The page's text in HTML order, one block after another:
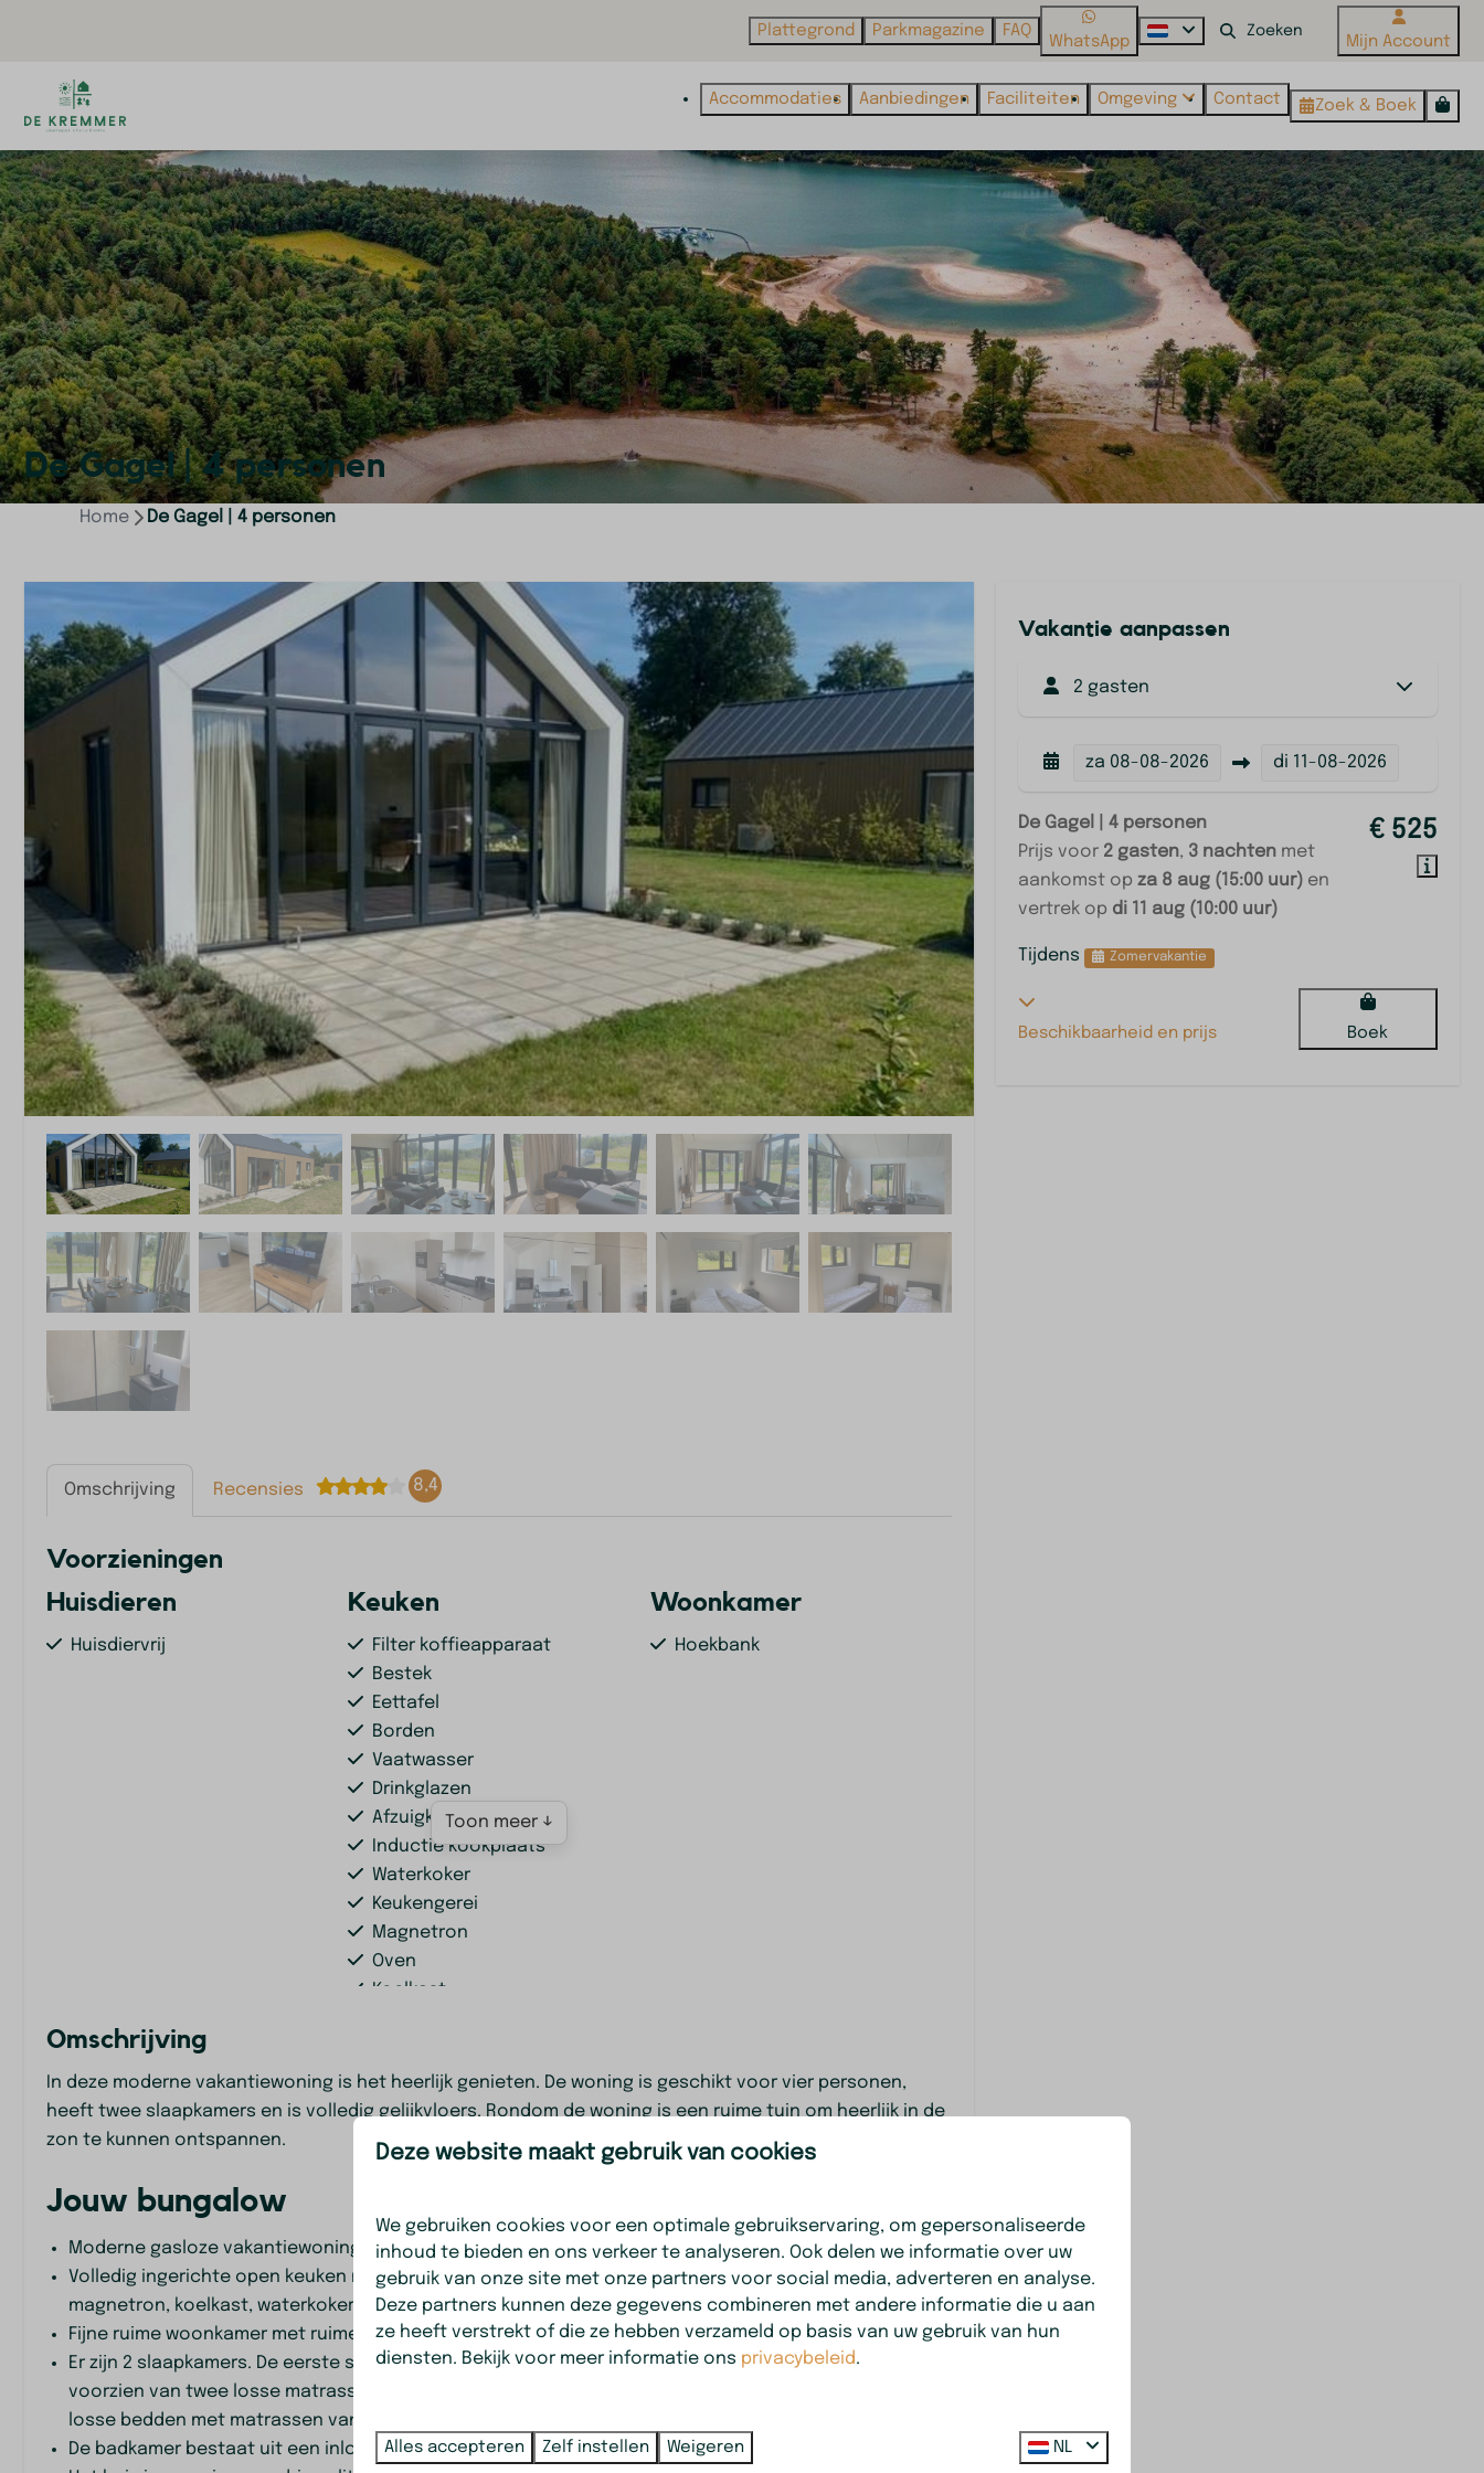
Plattegrond Parkmagazine FAQ
WhatsApp Mijn Account
Accommodaties Aanbiedingen Faciliteiten Omgeving Contact Zoek & Boek
De Gagel | 4 personen
Home De Gagel | 4 personen
Omschrijving Recensies 8,4
Voorzieningen
Huisdieren
Huisdiervrij
Keuken
Filter koffieapparaat
Bestek
Eettafel
Borden
Vaatwasser
Drinkglazen
Afzuigkap
Inductie kookplaats
Waterkoker
Keukengerei
Magnetron
Oven
Koelkast
Woonkamer
Hoekbank
Entertainment
TV
AM/FM radio
Wifi
Slaapkamer
Tweepersoonsbed: 1
Eenpersoonsbed: 2
Badkamer
Douche
Toilet
Verwarming &
Verkoeling
Airconditioning
Ligging
Middagzon
Avondzon
Vrijstaand
Rustige ligging
Schaduw
Veiligheid
Rookmelder
Toon meer ↓
Omschrijving
In deze moderne vakantiewoning is het heerlijk genieten. De woning is geschikt voor vier personen,
heeft twee slaapkamers en is volledig gelijkvloers. Rondom de woning is een ruime tuin om heerlijk in de
zon te kunnen ontspannen.
Jouw bungalow
Moderne gasloze vakantiewoning voor 4 personen
Volledig ingerichte open keuken met 5 pits inductiekookplaat, vaatwasser, combi oven met
magnetron, koelkast, waterkoker en filter koffiemachine
Fijne ruime woonkamer met ruime 4-persoons hoekbank en eettafel met 4 stoelen
Er zijn 2 slaapkamers. De eerste slaapkamer heeft een tweepersoonbed van 180 bij 200 cm en is
voorzien van twee losse matrassen met twee losse dekbedden. De tweede slaapkamer heeft twee
losse bedden met matrassen van 90 bij 200 cm.
De badkamer bestaat uit een inloopdouche, wastafel met opbergmeubel en toilet.
Vakantie aanpassen
2 gasten
za 08-08-2026 di 11-08-2026
€ 525
De Gagel | 4 personen
Prijs voor 2 gasten, 3 nachten met
aankomst op za 8 aug (15:00 uur) en
vertrek op di 11 aug (10:00 uur)
Tijdens Zomervakantie
Beschikbaarheid en prijs Boek
Deze website maakt gebruik van cookies
We gebruiken cookies voor een optimale gebruikservaring, om gepersonaliseerde
inhoud te bieden en ons verkeer te analyseren. Ook delen we informatie over uw
gebruik van onze site met onze partners voor social media, adverteren en analyse.
Deze partners kunnen deze gegevens combineren met andere informatie die u aan
ze heeft verstrekt of die ze hebben verzameld op basis van uw gebruik van hun
diensten. Bekijk voor meer informatie ons privacybeleid.
Alles accepteren Zelf instellen Weigeren NL